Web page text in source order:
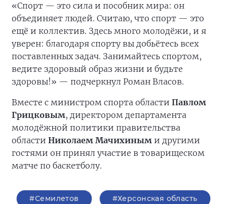
«Спорт — это сила и пособник мира: он
объединяет людей. Считаю, что спорт — это
ещё и коллектив. Здесь много молодёжи, и я
уверен: благодаря спорту вы добьётесь всех
поставленных задач. Занимайтесь спортом,
ведите здоровый образ жизни и будьте
здоровы!» — подчеркнул Роман Власов.
Вместе с министром спорта области Павлом
Грицковым, директором департамента
молодёжной политики правительства
области Николаем Мачихиным и другими
гостями он принял участие в товарищеском
матче по баскетболу.
#Семилетов #Херсонская область